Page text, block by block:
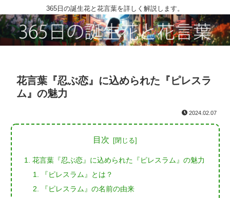
365日の誕生花と花言葉を詳しく解説します。
花言葉『忍ぶ恋』に込められた『ピレスラ
ム』の魅力
2024.02.07
目次
花言葉『忍ぶ恋』に込められた『ピレスラム』の魅力
『ピレスラム』とは？
『ピレスラム』の名前の由来